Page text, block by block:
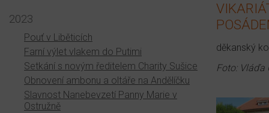
děkanský
Foto: Vláďa
2023
Pouť v Liběticích
Farní výlet vlakem do Putimi
Setkání s novým ředitelem Charity Sušice
Obnovení ambonu a oltáře na Andělíčku
Slavnost Nanebevzetí Panny Marie v
Ostružně